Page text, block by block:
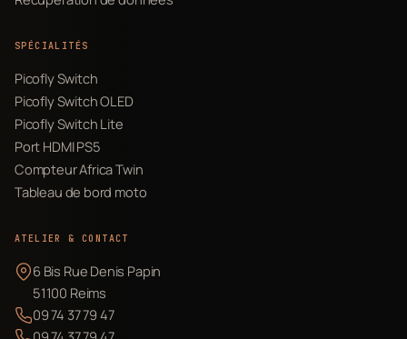
SPÉCIALITÉS
Picofly Switch
Picofly Switch OLED
Picofly Switch Lite
Port HDMI PS5
Compteur Africa Twin
Tableau de bord moto
ATELIER & CONTACT
6 Bis Rue Denis Papin
51100 Reims
09 74 37 79 47